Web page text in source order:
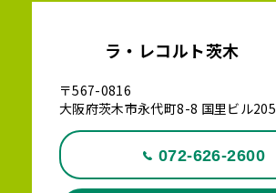
ラ・レコルト茨木
〒567-0816
大阪府茨木市永代町8-8 国里ビル205
072-626-2600